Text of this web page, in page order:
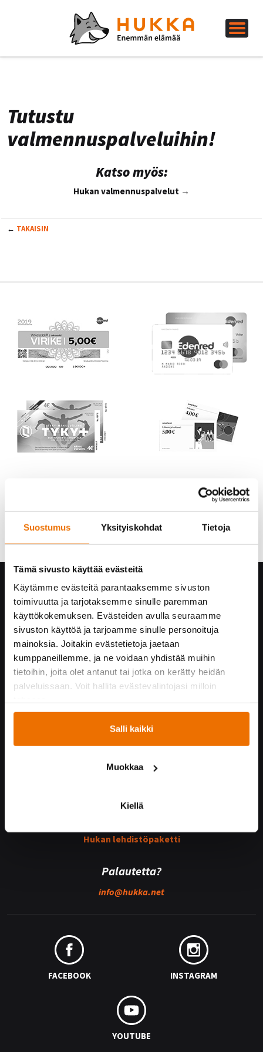
Suostumus Yksityiskohdat Tietoja
Tämä sivusto käyttää evästeitä
Käytämme evästeitä parantaaksemme sivuston
toimivuutta ja tarjotaksemme sinulle paremman
käyttökokemuksen. Evästeiden avulla seuraamme
sivuston käyttöä ja tarjoamme sinulle personoituja
mainoksia. Joitakin evästetietoja jaetaan
kumppaneillemme, ja ne voidaan yhdistää muihin
tietoihin, joita olet antanut tai jotka on kerätty heidän
palveluissaan. Voit hallita evästevalintojasi milloin
Salli kaikki
Muokkaa
Kiellä
Tutustu
valmennuspalveluihin!
Katso myös:
Hukan valmennuspalvelut →
← TAKAISIN
Hukka yrityksenä
Yhteystiedot
Hukan historiaa
Vastuullisuus
Turvallisuus Hukassa
Töihin Hukkaan
Yrityskumppaneille
Yhteistyössä
Hukka suosittelee!
Kummijoukkueet
Hukka-joukkue
Hukan lehdistöpaketti
Palautetta?
info@hukka.net
FACEBOOK INSTAGRAM
YOUTUBE